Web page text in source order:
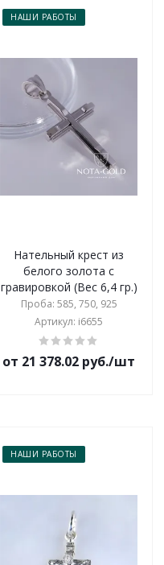
НАШИ РАБОТЫ
Нательный крест из
белого золота с
гравировкой (Вес 6,4 гр.)
Проба: 585, 750, 925
Артикул: i6655
от 21 378.02 руб./шт
НАШИ РАБОТЫ